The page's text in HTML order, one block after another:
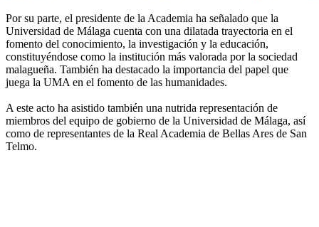
Por su parte, el presidente de la Academia ha señalado que la
Universidad de Málaga cuenta con una dilatada trayectoria en el
fomento del conocimiento, la investigación y la educación,
constituyéndose como la institución más valorada por la sociedad
malagueña. También ha destacado la importancia del papel que
juega la UMA en el fomento de las humanidades.
A este acto ha asistido también una nutrida representación de
miembros del equipo de gobierno de la Universidad de Málaga, así
como de representantes de la Real Academia de Bellas Ares de San
Telmo.